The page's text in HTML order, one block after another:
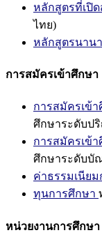
หลักสูตรที่เปิ
ไทย)
หลักสูตรนาน
การสมัครเข้าศึกษา
การสมัครเข้
ศึกษาระดับ
การสมัครเข้
ศึกษาระดับบั
ค่าธรรมเนีย
ทุนการศึกษา
หน่วยงานการศึกษา